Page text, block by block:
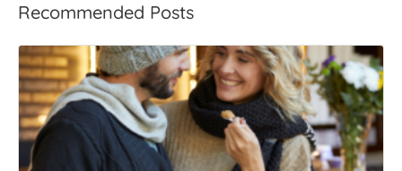
Recommended Posts